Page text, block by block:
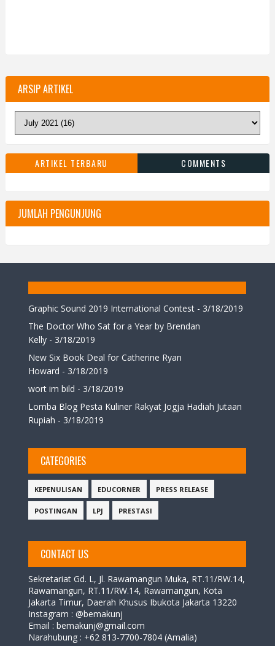
ARSIP ARTIKEL
ARTIKEL TERBARU COMMENTS
JUMLAH PENGUNJUNG
Graphic Sound 2019 International Contest - 3/18/2019
The Doctor Who Sat for a Year by Brendan
Kelly - 3/18/2019
New Six Book Deal for Catherine Ryan
Howard - 3/18/2019
wort im bild - 3/18/2019
Lomba Blog Pesta Kuliner Rakyat Jogja Hadiah Jutaan
Rupiah - 3/18/2019
CATEGORIES
KEPENULISAN EDUCORNER PRESS RELEASE
POSTINGAN LPJ PRESTASI
CONTACT US
Sekretariat Gd. L, Jl. Rawamangun Muka, RT.11/RW.14,
Rawamangun, RT.11/RW.14, Rawamangun, Kota
Jakarta Timur, Daerah Khusus Ibukota Jakarta 13220
Instagram : @bemakunj
Email : bemakunj@gmail.com
Narahubung : +62 813-7700-7804 (Amalia)